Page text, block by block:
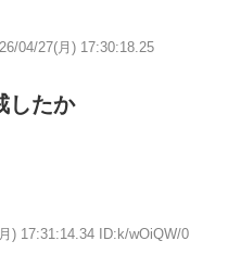
04/27(月) 17:30:18.25
したか
) 17:31:14.34 ID:k/wOiQW/0